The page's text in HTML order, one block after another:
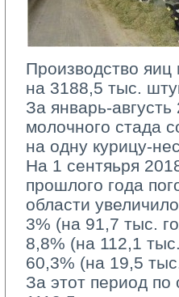
Производство
на 3188,5 тыс.
За январь-
молочного стада
на одну курицу-
На 1 сентяьря
прошлого года
области
3% (на 91,7 тыс.
8,8% (на 112,1
60,3% (на 19,5
За этот период по